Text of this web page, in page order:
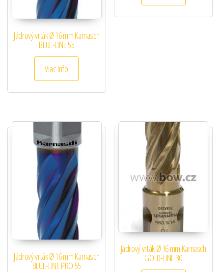
Jádrový vrták Ø 16 mm Karnasch
BLUE-LINE 55
Viac info
Jádrový vrták Ø 16 mm Karnasch
BLUE-LINE PRO 55
Jádrový vrták Ø 16 mm Karnasch
GOLD-LINE 30